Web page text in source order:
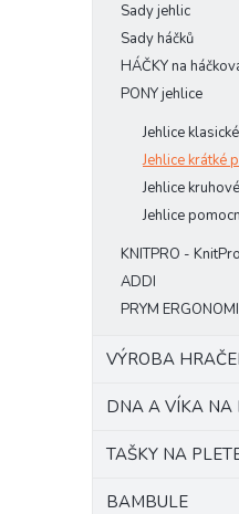
Sady jehlic
Sady háčků
HÁČKY na
PONY jehlice
Jehlice
Jehlice krátké
Jehlice
Jehlice
KNITPRO -
ADDI
PRYM
VÝROBA
DNA A VÍKA NA
TAŠKY NA
BAMBULE